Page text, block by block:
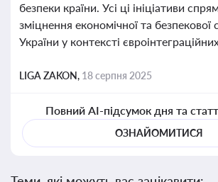
безпеки країни. Усі ці ініціативи
зміцнення економічної та безпекової
України у контексті
LIGA ZAKON, 18 серпня 2025
Повний AI-підсумок дня та
ОЗНАЙОМИТИСЯ